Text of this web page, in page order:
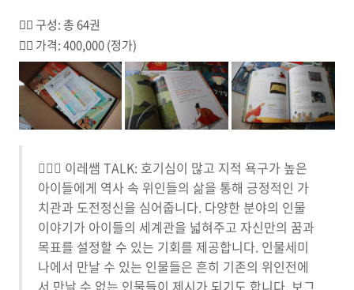
☝🏼 구성: 총 64권
✌🏼 가격: 400,000 (정가)
🙋🏻‍♀️ 이레쌤 TALK: 호기심이 많고 지적 욕구가 높은
아이들에게 역사 속 위인들의 삶을 통해 긍정적인 가
치관과 도전정신을 심어줍니다. 다양한 분야의 인물
이야기가 아이들의 세계관을 넓혀주고 자신만의 꿈과
목표를 설정할 수 있는 기회를 제공합니다. 인물세미
나에서 만날 수 있는 인물들은 흔히 기존의 위인전에
서 만날 수 없는 인물들이 제시가 되기도 합니다. 보그